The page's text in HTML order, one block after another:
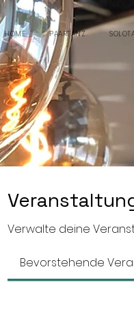
HOME PAARTANZ
Verwalte deine
Bevorstehende